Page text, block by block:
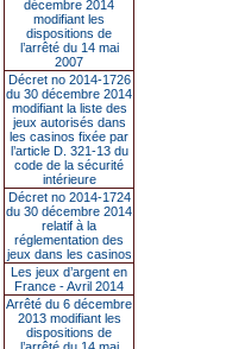
décembre 2014
modifiant les
dispositions de
l’arrêté du 14 mai
2007
Décret no 2014-1726
du 30 décembre 2014
modifiant la liste des
jeux autorisés dans
les casinos fixée par
l’article D. 321-13 du
code de la sécurité
intérieure
Décret no 2014-1724
du 30 décembre 2014
relatif à la
réglementation des
jeux dans les casinos
Les jeux d’argent en
France - Avril 2014
Arrêté du 6 décembre
2013 modifiant les
dispositions de